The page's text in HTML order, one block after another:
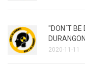
"DON´T BE
DURANGON
2020-11-11